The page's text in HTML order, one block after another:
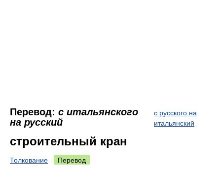
Перевод: с итальянского
на русский
с русского на
итальянский
строительный кран
Толкование Перевод